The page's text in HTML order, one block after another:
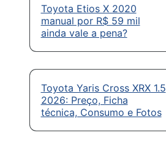
Toyota Etios X 2020
manual por R$ 59 mil
ainda vale a pena?
Toyota Yaris Cross XRX 1.5
2026: Preço, Ficha
técnica, Consumo e Fotos